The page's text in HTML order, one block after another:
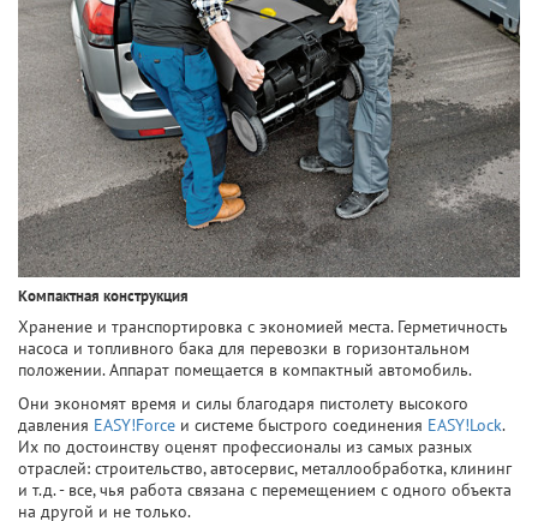
Компактная конструкция
Хранение и транспортировка с экономией места. Герметичность
насоса и топливного бака для перевозки в горизонтальном
положении. Аппарат помещается в компактный автомобиль.
Они экономят время и силы благодаря пистолету высокого
давления EASY!Force и системе быстрого соединения EASY!Lock.
Их по достоинству оценят профессионалы из самых разных
отраслей: строительство, автосервис, металлообработка, клининг
и т.д. - все, чья работа связана с перемещением с одного объекта
на другой и не только.